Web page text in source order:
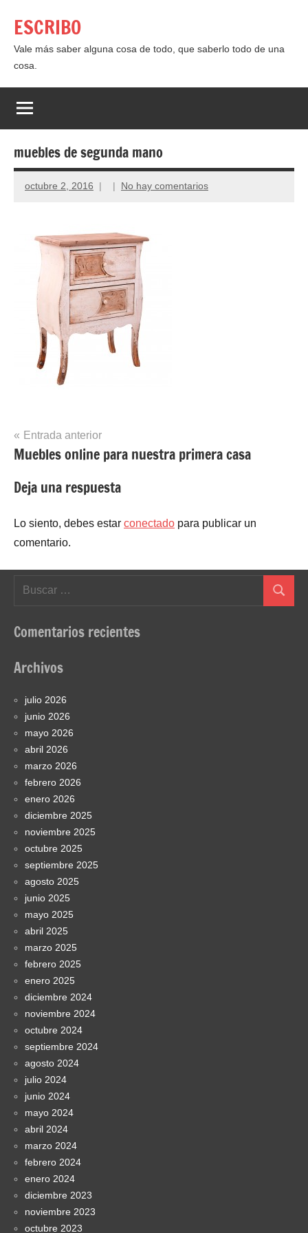
contenido
ESCRIBO
Vale más saber alguna cosa de todo, que saberlo todo de una
cosa.
muebles de segunda mano
octubre 2, 2016 No hay comentarios
Navegación
de
entradas
Entrada anterior
Muebles online para nuestra primera casa
Deja una respuesta
Lo siento, debes estar conectado para publicar un
comentario.
Buscar
Comentarios recientes
Archivos
julio 2026
junio 2026
mayo 2026
abril 2026
marzo 2026
febrero 2026
enero 2026
diciembre 2025
noviembre 2025
octubre 2025
septiembre 2025
agosto 2025
junio 2025
mayo 2025
abril 2025
marzo 2025
febrero 2025
enero 2025
diciembre 2024
noviembre 2024
octubre 2024
septiembre 2024
agosto 2024
julio 2024
junio 2024
mayo 2024
abril 2024
marzo 2024
febrero 2024
enero 2024
diciembre 2023
noviembre 2023
octubre 2023